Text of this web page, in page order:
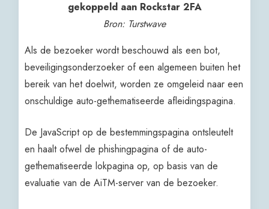
gekoppeld aan Rockstar 2FA
Bron: Turstwave
Als de bezoeker wordt beschouwd als een bot,
beveiligingsonderzoeker of een algemeen buiten het
bereik van het doelwit, worden ze omgeleid naar een
onschuldige auto-gethematiseerde afleidingspagina.
De JavaScript op de bestemmingspagina ontsleutelt
en haalt ofwel de phishingpagina of de auto-
gethematiseerde lokpagina op, op basis van de
evaluatie van de AiTM-server van de bezoeker.